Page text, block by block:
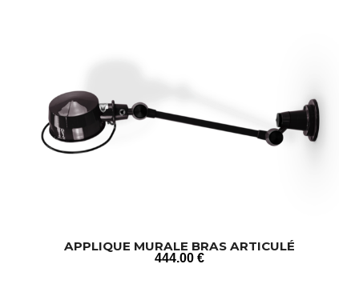
APPLIQUE MURALE BRAS ARTICULÉ
444.00 €